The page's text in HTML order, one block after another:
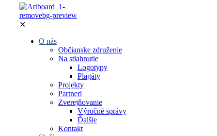
✕
O nás
Občianske združenie
Na stiahnutie
Logotypy
Plagáty
Projekty
Partneri
Zverejňovanie
Výročné správy
Ďalšie
Kontakt